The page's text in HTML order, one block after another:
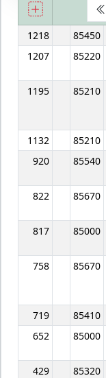
1218 85450
1207
85220
1195
85210
1132
85210
920
85540
822
85670
817
85000
758
85670
719
85410
652
85000
429
85320